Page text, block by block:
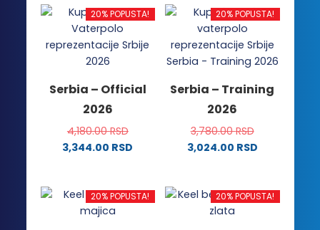
ima
više
varijanti.
Opcije
biti
izabrane
na
stranici
više
varijanti.
Opcije
mogu
izabrane
na
stranici
proizvoda.
20% POPUSTA!
Serbia – Official
2026
4,180.00RSD
3,344.00 RSD
ima
više
20% POPUSTA!
Serbia – Training
2026
3,780.00RSD
3,024.00 RSD
ima
više
20% POPUSTA! 20% POPUSTA!